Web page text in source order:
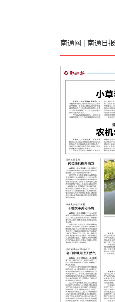
南通网 | 南通日报